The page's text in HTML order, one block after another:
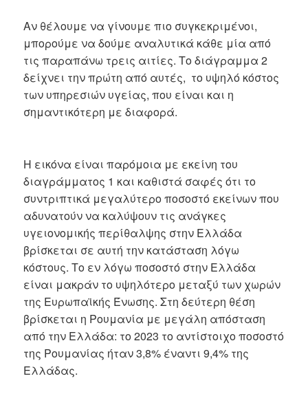
Αν θέλουμε να γίνουμε πιο συγκεκριμένοι,
μπορούμε να δούμε αναλυτικά κάθε μία από
τις παραπάνω τρεις αιτίες. Το διάγραμμα 2
δείχνει την πρώτη από αυτές, το υψηλό κόστος
των υπηρεσιών υγείας, που είναι και η
σημαντικότερη με διαφορά.
Η εικόνα είναι παρόμοια με εκείνη του
διαγράμματος 1 και καθιστά σαφές ότι το
συντριπτικά μεγαλύτερο ποσοστό εκείνων που
αδυνατούν να καλύψουν τις ανάγκες
υγειονομικής περίθαλψης στην Ελλάδα
βρίσκεται σε αυτή την κατάσταση λόγω
κόστους. Το εν λόγω ποσοστό στην Ελλάδα
είναι μακράν το υψηλότερο μεταξύ των χωρών
της Ευρωπαϊκής Ένωσης. Στη δεύτερη θέση
βρίσκεται η Ρουμανία με μεγάλη απόσταση
από την Ελλάδα: το 2023 το αντίστοιχο ποσοστό
της Ρουμανίας ήταν 3,8% έναντι 9,4% της
Ελλάδας.